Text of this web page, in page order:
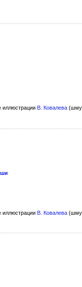
иллюстрации В. Ковалева
иллюстрации В. Ковалева